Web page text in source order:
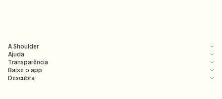
A Shoulder
Ajuda
Transparência
Baixe o app
Descubra